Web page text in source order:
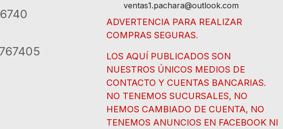
ventas1.pachara@outlook.com
ADVERTENCIA PARA REALIZAR
COMPRAS SEGURAS.
LOS AQUÍ PUBLICADOS SON
NUESTROS ÚNICOS MEDIOS DE
CONTACTO Y CUENTAS BANCARIAS.
NO TENEMOS SUCURSALES, NO
HEMOS CAMBIADO DE CUENTA, NO
TENEMOS ANUNCIOS EN FACEBOOK NI